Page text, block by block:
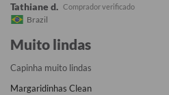
Tathiane d.
Brazil
Muito lindas
Capinha muito lindas
Margaridinhas Clean